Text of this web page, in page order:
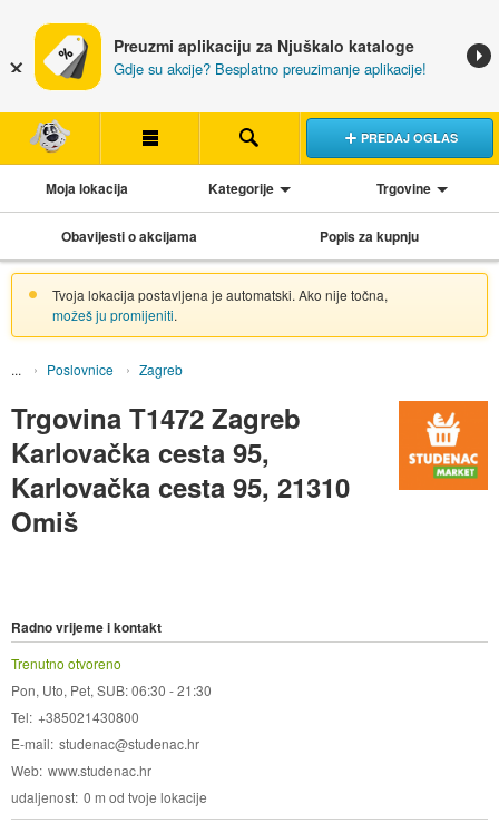
Preuzmi aplikaciju za Njuškalo kataloge
Gdje su akcije? Besplatno preuzimanje aplikacije!
PREDAJ OGLAS
Moja lokacija Kategorije Trgovine
Obavijesti o akcijama Popis za kupnju
Tvoja lokacija postavljena je automatski. Ako nije točna,
možeš ju promijeniti.
Poslovnice Zagreb
Trgovina T1472 Zagreb
Karlovačka cesta 95,
Karlovačka cesta 95, 21310
Omiš
Radno vrijeme i kontakt
Trenutno otvoreno
Pon, Uto, Pet, SUB: 06:30 - 21:30
Tel +385021430800
E-mail studenac@studenac.hr
Web www.studenac.hr
udaljenost 0 m od tvoje lokacije